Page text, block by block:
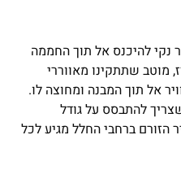
נקי להיכנס אל תוך החממה
מוטב שתתקינו מאווררי
אל תוך המבנה ומחוצה לו.
להתבסס על גודל
הזורם ברחבי החלל מגיע לכל